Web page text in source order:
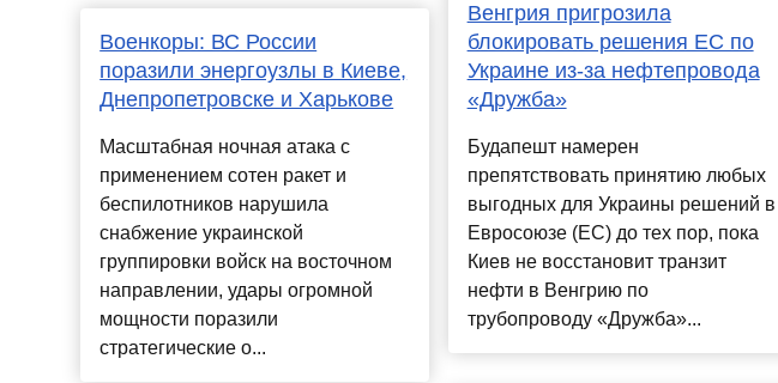
Военкоры: ВС России
поразили энергоузлы в Киеве,
Днепропетровске и Харькове
Масштабная ночная атака с
применением сотен ракет и
беспилотников нарушила
снабжение украинской
группировки войск на восточном
направлении, удары огромной
мощности поразили
стратегические о...
Венгрия пригрозила
блокировать решения ЕС по
Украине из-за нефтепровода
«Дружба»
Будапешт намерен
препятствовать принятию любых
выгодных для Украины решений в
Евросоюзе (ЕС) до тех пор, пока
Киев не восстановит транзит
нефти в Венгрию по
трубопроводу «Дружба»...